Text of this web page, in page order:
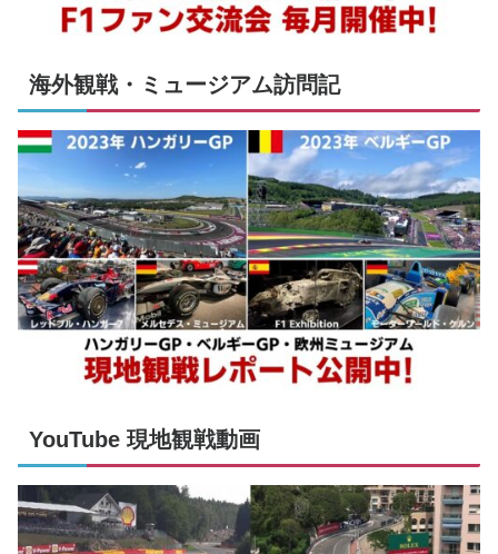
海外観戦・ミュージアム訪問記
YouTube 現地観戦動画